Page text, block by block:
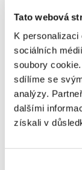
Tato webová
K
sociálních
soubory
sdílíme se
analýzy.
dalšími
získali v
➡ Paní
vybrala
❌
předem, poté
❌ Zjistila, že
🎯Tip: Před
má